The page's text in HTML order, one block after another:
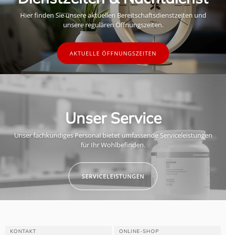
Hier finden Sie unsere aktuellen Bereitschaftsdienstzeiten und
unsere regulären Öffnungszeiten.
AKTUELLE ÖFFNUNGSZEITEN
Unser Service
Unser fachkundiges Personal bietet umfassende Serviceleistungen
für Ihr Wohlbefinden.
SERVICELEISTUNGEN
KONTAKT ONLINE-SHOP